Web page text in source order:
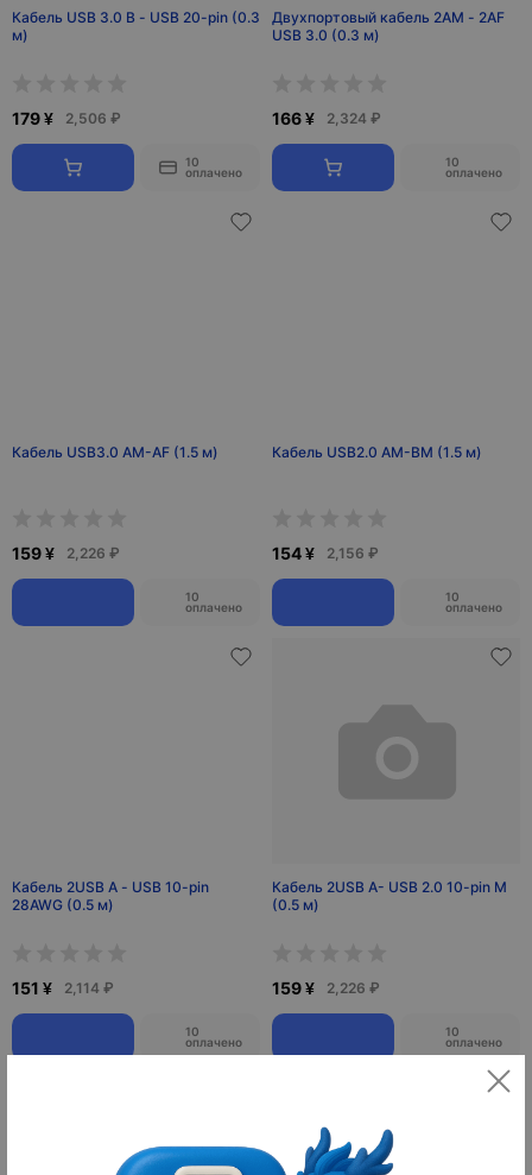
Кабель USB 3.0 B - USB 20-pin (0.3
м)
179 ¥ 2,506 ₽
10
оплачено
Двухпортовый кабель 2AM - 2AF
USB 3.0 (0.3 м)
166 ¥ 2,324 ₽
10
оплачено
Кабель USB3.0 AM-AF (1.5 м)
159 ¥ 2,226 ₽
10
оплачено
Кабель USB2.0 AM-BM (1.5 м)
154 ¥ 2,156 ₽
10
оплачено
Кабель 2USB A - USB 10-pin
28AWG (0.5 м)
151 ¥ 2,114 ₽
10
оплачено
Кабель 2USB A- USB 2.0 10-pin M
(0.5 м)
159 ¥ 2,226 ₽
10
оплачено